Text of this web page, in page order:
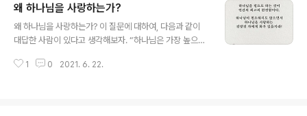
왜 하나님을 사랑하는가?
왜 하나님을 사랑하는가? 이 질문에 대하여, 다음과 같이
대답한 사람이 있다고 생각해보자. “하나님은 가장 높으시
이 사람에게 그가 어떤 이유로 하나님을 사랑했고, 가끔 어
1 0 2021. 6. 22.